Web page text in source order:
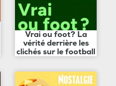
Vrai ou foot? La
vérité derrière les
clichés sur le football